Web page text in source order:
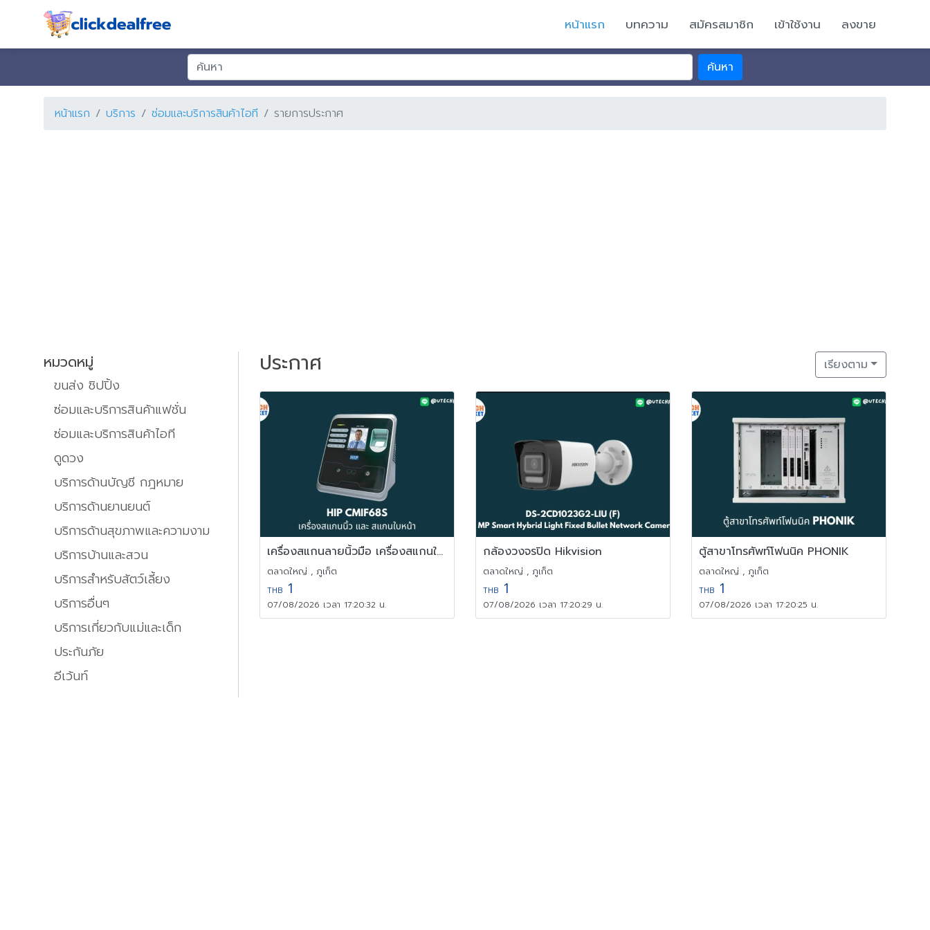
หน้าแรก บทความ สมัครสมาชิก เข้าใช้งาน ลงขาย
ค้นหา
หน้าแรก บริการ ซ่อมและบริการสินค้าไอที รายการประกาศ
หมวดหมู่
ขนส่ง ชิปปิ้ง
ซ่อมและบริการสินค้าแฟชั่น
ซ่อมและบริการสินค้าไอที
ดูดวง
บริการด้านบัญชี กฎหมาย
บริการด้านยานยนต์
บริการด้านสุขภาพและความงาม
บริการบ้านและสวน
บริการสำหรับสัตว์เลี้ยง
บริการอื่นๆ
บริการเกี่ยวกับแม่และเด็ก
ประกันภัย
อีเว้นท์
ประกาศ เรียงตาม
เครื่องสแกนลายนิ้วมือ เครื่องสแกนใบหน้า ภูเก็ต
ตลาดใหญ่ , ภูเก็ต
THB 1
07/08/2026 เวลา 17:20:32 น.
กล้องวงจรปิด Hikvision
ตลาดใหญ่ , ภูเก็ต
THB1
07/08/2026 เวลา 17:20:29 น.
ตู้สาขาโทรศัพท์โฟนนิค PHONIK
ตลาดใหญ่ , ภูเก็ต
THB1
07/08/2026 เวลา 17:20:25 น.